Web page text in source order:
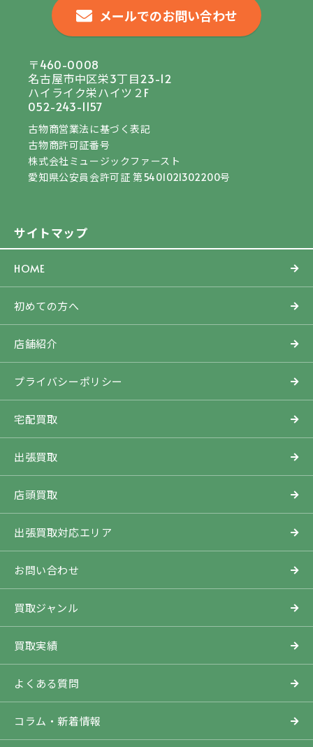
サイトマップ
HOME
初めての方へ
店舗紹介
プライバシーポリシー
宅配買取
出張買取
店頭買取
出張買取対応エリア
お問い合わせ
買取ジャンル
買取実績
よくある質問
コラム・新着情報
メールでのお問い合わせ
〒460-0008
名古屋市中区栄3丁目23-12
ハイライク栄ハイツ２F
052-243-1157
古物商営業法に基づく表記
古物商許可証番号
株式会社ミュージックファースト
愛知県公安員会許可証 第5401021302200号